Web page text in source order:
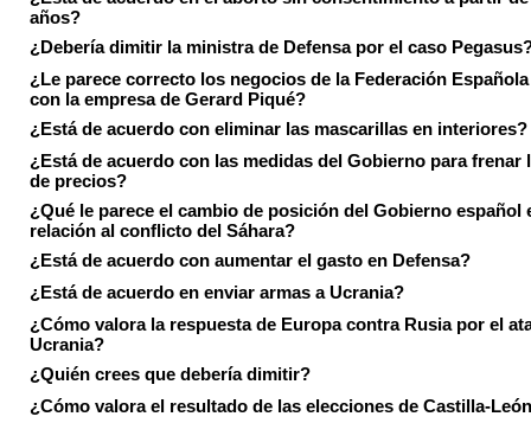
años?
¿Debería dimitir la ministra de Defensa por el caso
¿Le parece correcto los negocios de la Federación
con la empresa de Gerard Piqué?
¿Está de acuerdo con eliminar las mascarillas en interiores?
¿Está de acuerdo con las medidas del Gobierno para frenar
de precios?
¿Qué le parece el cambio de posición del Gobierno español
relación al conflicto del Sáhara?
¿Está de acuerdo con aumentar el gasto en Defensa?
¿Está de acuerdo en enviar armas a Ucrania?
¿Cómo valora la respuesta de Europa contra Rusia por el
Ucrania?
¿Quién crees que debería dimitir?
¿Cómo valora el resultado de las elecciones de Castilla-